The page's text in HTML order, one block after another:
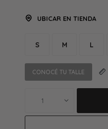
UBICAR EN TIENDA
S M L
CONOCÉ TU TALLE
1